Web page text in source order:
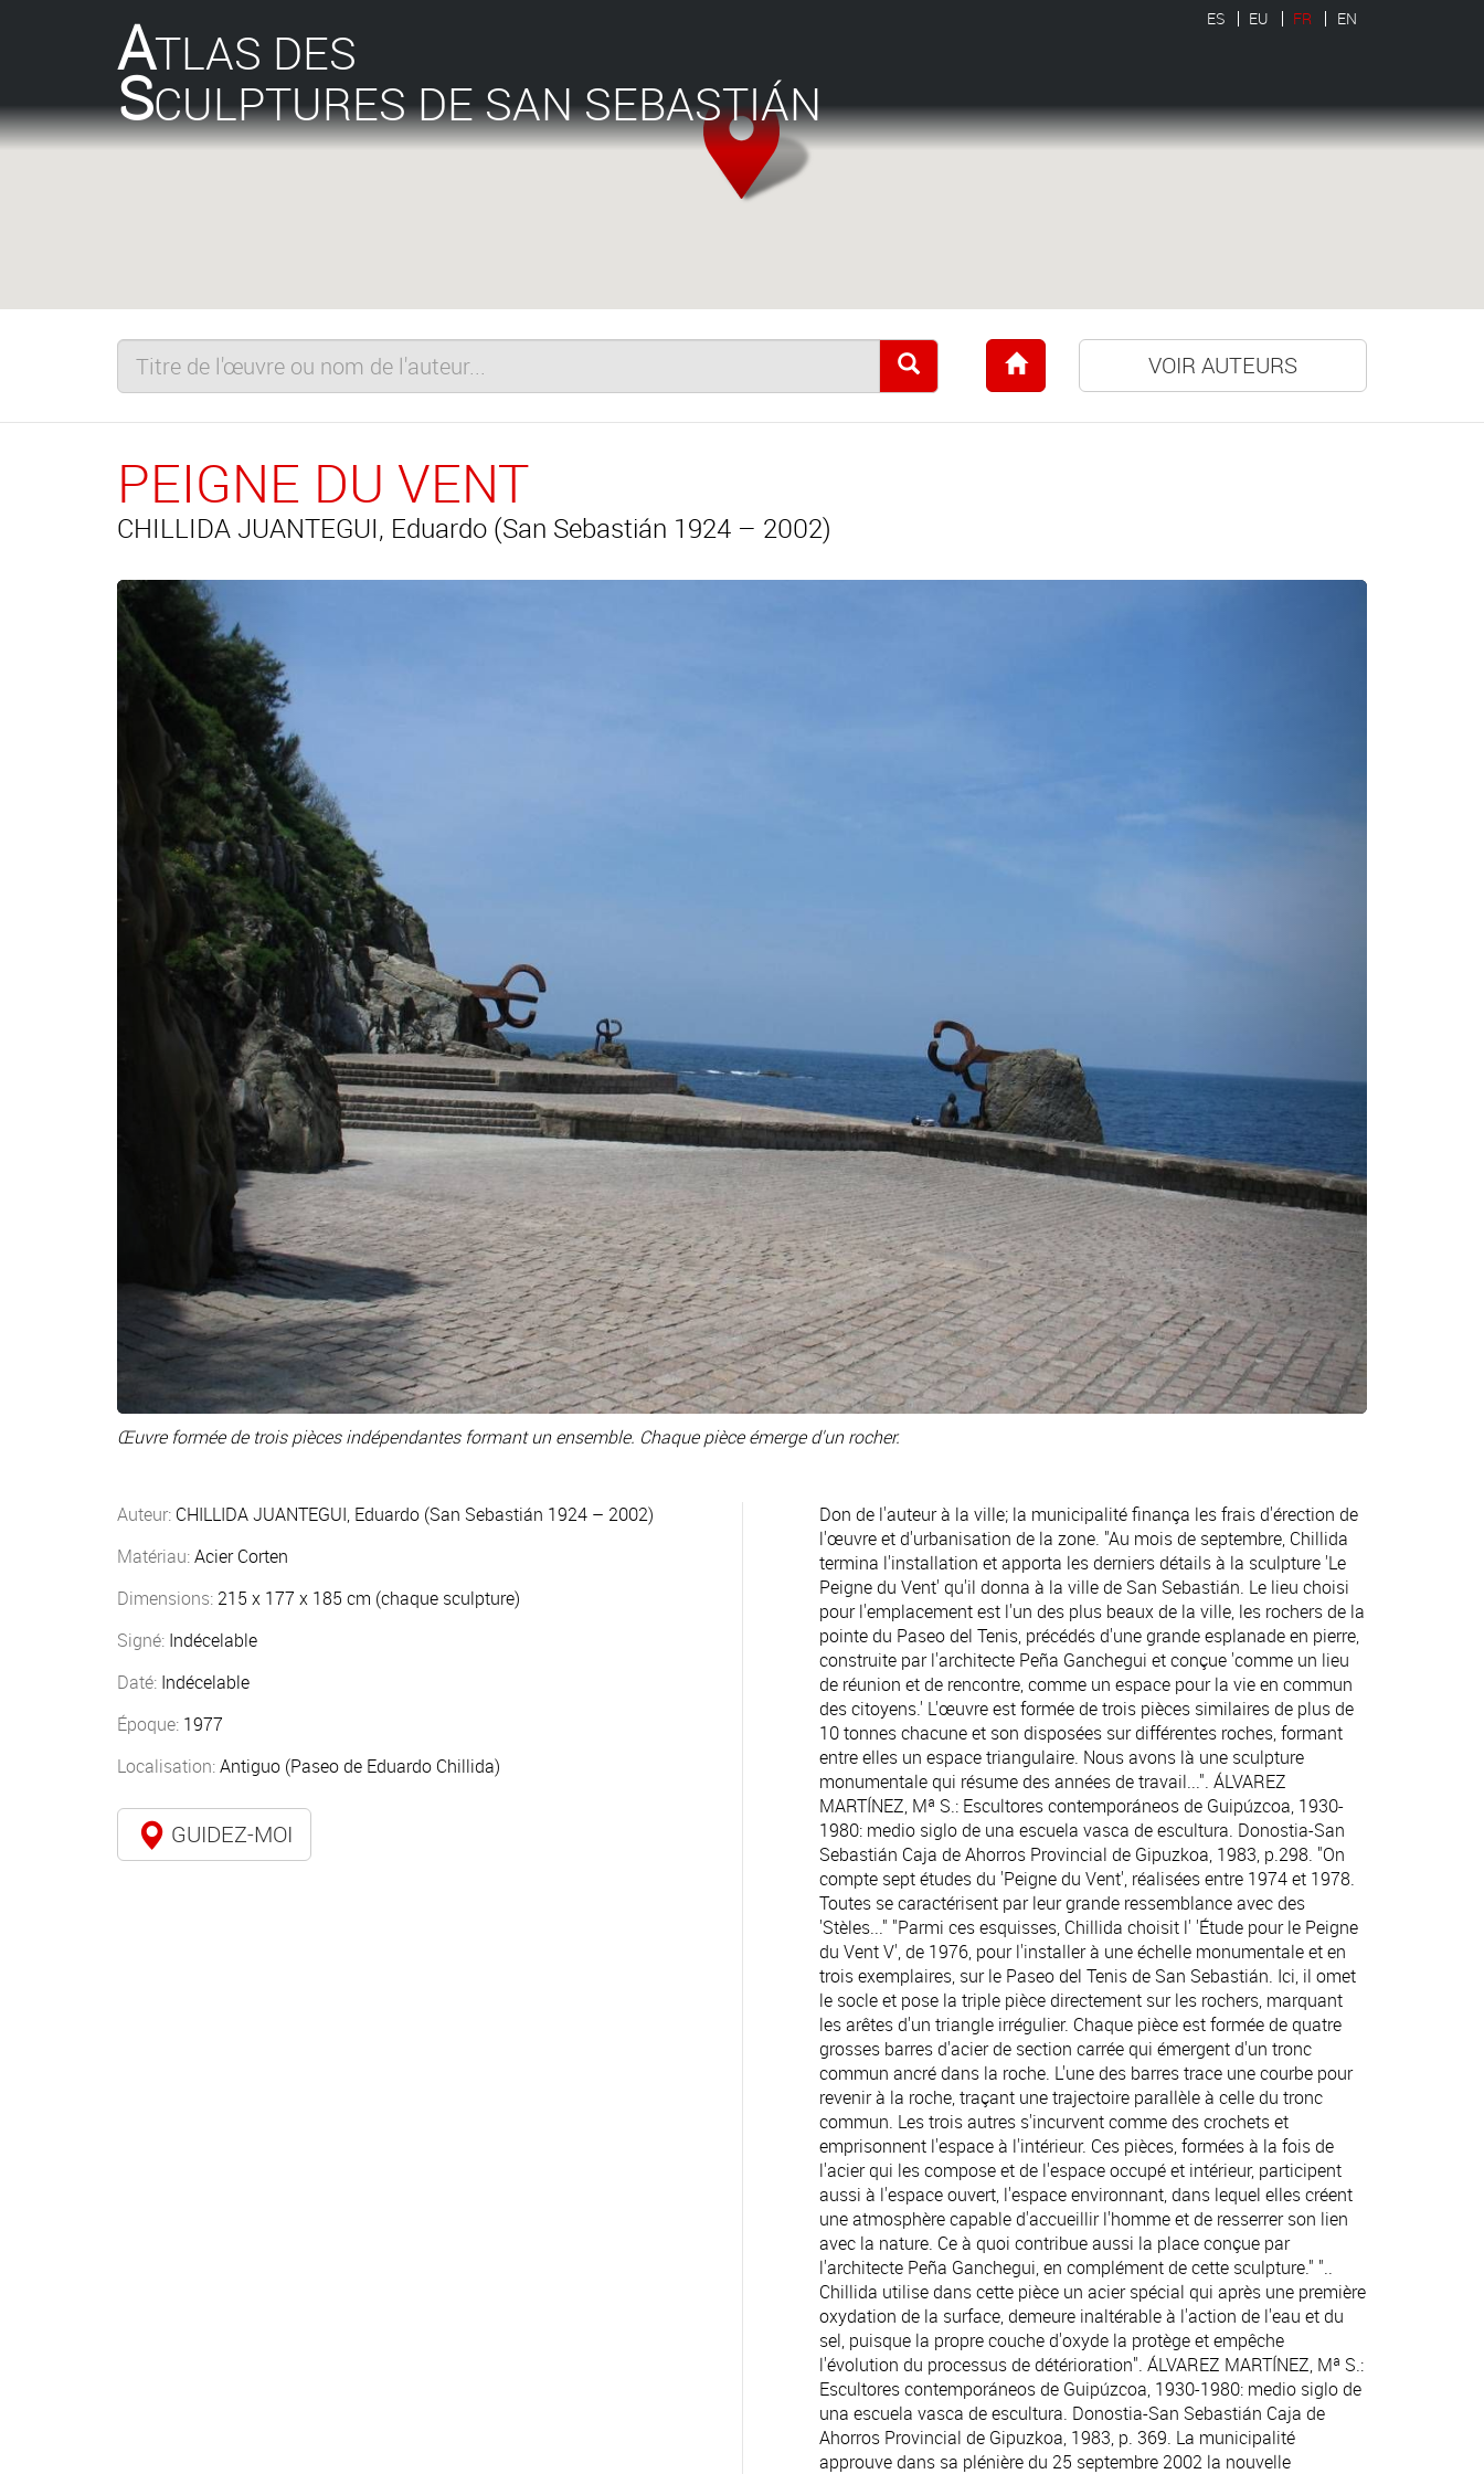
ATLAS DES
SCULPTURES DE SAN SEBASTIÁN
ES EU FR EN
VOIR AUTEURS
PEIGNE DU VENT
CHILLIDA JUANTEGUI, Eduardo (San Sebastián 1924 – 2002)
Œuvre formée de trois pièces indépendantes formant un ensemble. Chaque pièce émerge d'un rocher.
Auteur: CHILLIDA JUANTEGUI, Eduardo (San Sebastián 1924 – 2002)
Matériau:Acier Corten
Dimensions: 215 x 177 x 185 cm (chaque sculpture)
Signé: Indécelable
Daté: Indécelable
Époque: 1977
Localisation:Antiguo (Paseo de Eduardo Chillida)
GUIDEZ-MOI
Don de l'auteur à la ville; la municipalité finança les frais d'érection de
l'œuvre et d'urbanisation de la zone. "Au mois de septembre, Chillida
termina l'installation et apporta les derniers détails à la sculpture 'Le
Peigne du Vent' qu'il donna à la ville de San Sebastián. Le lieu choisi
pour l'emplacement est l'un des plus beaux de la ville, les rochers de la
pointe du Paseo del Tenis, précédés d'une grande esplanade en pierre,
construite par l'architecte Peña Ganchegui et conçue 'comme un lieu
de réunion et de rencontre, comme un espace pour la vie en commun
des citoyens.' L'œuvre est formée de trois pièces similaires de plus de
10 tonnes chacune et son disposées sur différentes roches, formant
entre elles un espace triangulaire. Nous avons là une sculpture
monumentale qui résume des années de travail...". ÁLVAREZ
MARTÍNEZ, Mª S.: Escultores contemporáneos de Guipúzcoa, 1930-
1980: medio siglo de una escuela vasca de escultura. Donostia-San
Sebastián Caja de Ahorros Provincial de Gipuzkoa, 1983, p.298. "On
compte sept études du 'Peigne du Vent', réalisées entre 1974 et 1978.
Toutes se caractérisent par leur grande ressemblance avec des
'Stèles..." "Parmi ces esquisses, Chillida choisit l' 'Étude pour le Peigne
du Vent V', de 1976, pour l'installer à une échelle monumentale et en
trois exemplaires, sur le Paseo del Tenis de San Sebastián. Ici, il omet
le socle et pose la triple pièce directement sur les rochers, marquant
les arêtes d'un triangle irrégulier. Chaque pièce est formée de quatre
grosses barres d'acier de section carrée qui émergent d'un tronc
commun ancré dans la roche. L'une des barres trace une courbe pour
revenir à la roche, traçant une trajectoire parallèle à celle du tronc
commun. Les trois autres s'incurvent comme des crochets et
emprisonnent l'espace à l'intérieur. Ces pièces, formées à la fois de
l'acier qui les compose et de l'espace occupé et intérieur, participent
aussi à l'espace ouvert, l'espace environnant, dans lequel elles créent
une atmosphère capable d'accueillir l'homme et de resserrer son lien
avec la nature. Ce à quoi contribue aussi la place conçue par
l'architecte Peña Ganchegui, en complément de cette sculpture." "..
Chillida utilise dans cette pièce un acier spécial qui après une première
oxydation de la surface, demeure inaltérable à l'action de l'eau et du
sel, puisque la propre couche d'oxyde la protège et empêche
l'évolution du processus de détérioration". ÁLVAREZ MARTÍNEZ, Mª S.:
Escultores contemporáneos de Guipúzcoa, 1930-1980: medio siglo de
una escuela vasca de escultura. Donostia-San Sebastián Caja de
Ahorros Provincial de Gipuzkoa, 1983, p. 369. La municipalité
approuve dans sa plénière du 25 septembre 2002 la nouvelle